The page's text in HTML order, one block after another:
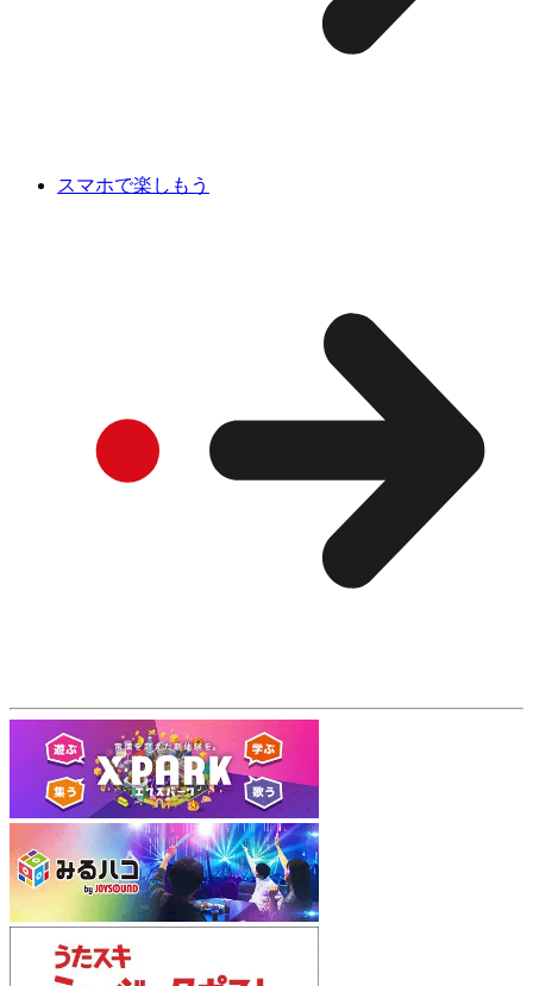
スマホで楽しもう